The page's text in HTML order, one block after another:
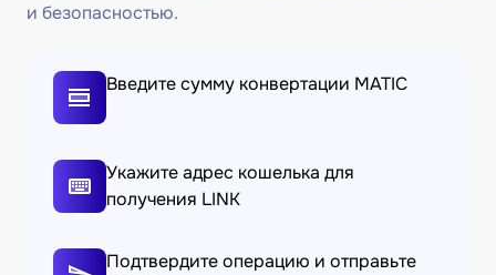
и безопасностью.
Введите сумму конвертации MATIC
Укажите адрес кошелька для
получения LINK
Подтвердите операцию и отправьте